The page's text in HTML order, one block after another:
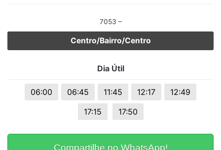
7053 –
Centro/Bairro/Centro
Dia Útil
06:00 06:45 11:45 12:17
12:49
17:15
17:50